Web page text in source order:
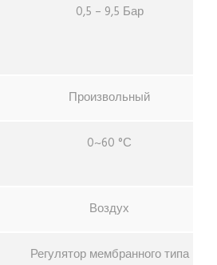
0,5 – 9,5 Бар
Произвольный
0~60 °С
Воздух
Регулятор мембранного типа